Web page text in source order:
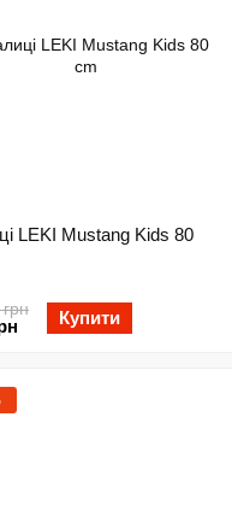
LEKI Mustang Kids 80
Купити